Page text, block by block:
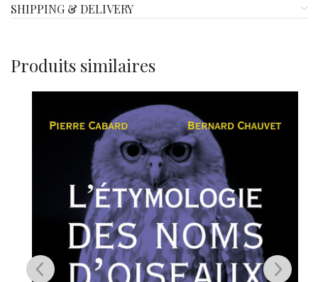
SHIPPING & DELIVERY
Produits similaires